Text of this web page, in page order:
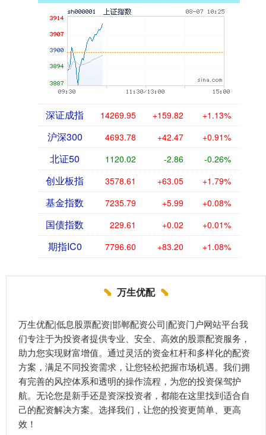
深证成指 14269.95 +159.82 +1.13%
沪深300 4693.78 +42.47 +0.91%
北证50 1120.02 -2.86 -0.26%
创业板指 3578.61 +63.05 +1.79%
基金指数 7235.79 +5.99 +0.08%
国债指数 229.61 +0.02 +0.01%
期指IC0 7796.60 +83.20 +1.08%
万生优配
万生优配|低息股票配资|邯郸配资公司|配资门户网站平台我
们专注于为投资者提供专业、安全、高效的股票配资服务，
助力您实现财富增值。通过灵活的资金杠杆和多样化的配资
方案，满足不同投资需求，让您轻松把握市场机遇。我们拥
有完善的风控体系和透明的操作流程，为您的投资保驾护
航。无论您是新手还是资深投资者，都能在这里找到适合自
己的配资解决方案。选择我们，让您的投资更简单、更高
效！